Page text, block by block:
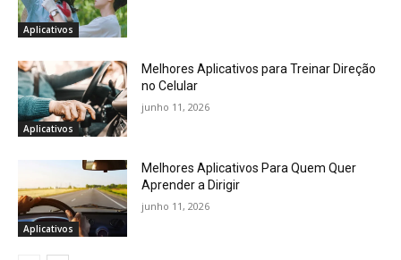
Aplicativos
Aplicativos
Melhores Aplicativos para Treinar Direção
no Celular
junho 11, 2026
Aplicativos
Melhores Aplicativos Para Quem Quer
Aprender a Dirigir
junho 11, 2026